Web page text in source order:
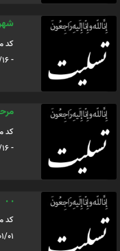
کد
- 1400/05/16
کد
- 1400/05/16
. .
کد
05/16